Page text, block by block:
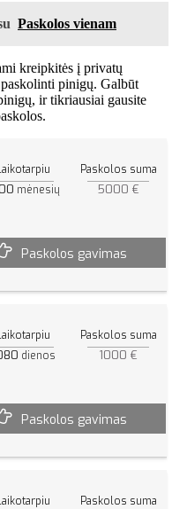
Paskolos vienam
kreipkitės į privatų
pinigų. Galbūt
ir tikriausiai gausite
mėnesių
Paskolos suma
5000 €
Paskolos gavimas
dienos
Paskolos suma
1000 €
Paskolos gavimas
Paskolos suma